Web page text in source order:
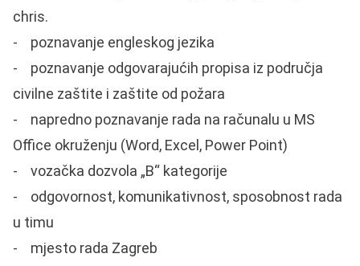
chris.
- poznavanje engleskog jezika
- poznavanje odgovarajućih propisa iz područja
civilne zaštite i zaštite od požara
- napredno poznavanje rada na računalu u MS
Office okruženju (Word, Excel, Power Point)
- vozačka dozvola „B“ kategorije
- odgovornost, komunikativnost, sposobnost rada
u timu
- mjesto rada Zagreb